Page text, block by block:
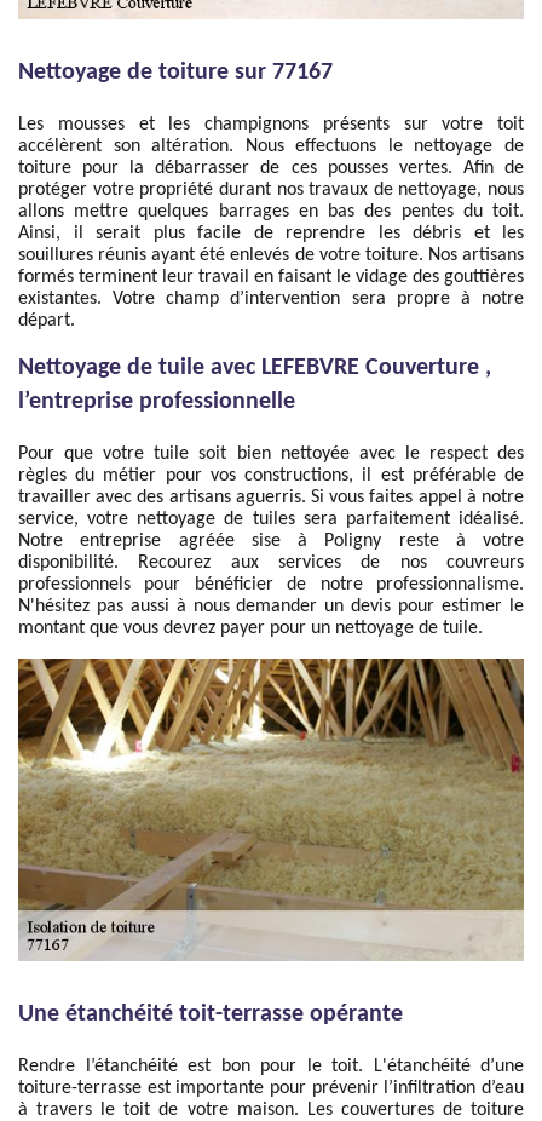
Nettoyage de toiture sur 77167
Les mousses et les champignons présents sur votre toit
accélèrent son altération. Nous effectuons le nettoyage de
toiture pour la débarrasser de ces pousses vertes. Afin de
protéger votre propriété durant nos travaux de nettoyage, nous
allons mettre quelques barrages en bas des pentes du toit.
Ainsi, il serait plus facile de reprendre les débris et les
souillures réunis ayant été enlevés de votre toiture. Nos artisans
formés terminent leur travail en faisant le vidage des gouttières
existantes. Votre champ d’intervention sera propre à notre
départ.
Nettoyage de tuile avec LEFEBVRE Couverture ,
l’entreprise professionnelle
Pour que votre tuile soit bien nettoyée avec le respect des
règles du métier pour vos constructions, il est préférable de
travailler avec des artisans aguerris. Si vous faites appel à notre
service, votre nettoyage de tuiles sera parfaitement idéalisé.
Notre entreprise agréée sise à Poligny reste à votre
disponibilité. Recourez aux services de nos couvreurs
professionnels pour bénéficier de notre professionnalisme.
N'hésitez pas aussi à nous demander un devis pour estimer le
montant que vous devrez payer pour un nettoyage de tuile.
Une étanchéité toit-terrasse opérante
Rendre l’étanchéité est bon pour le toit. L'étanchéité d’une
toiture-terrasse est importante pour prévenir l’infiltration d’eau
à travers le toit de votre maison. Les couvertures de toiture